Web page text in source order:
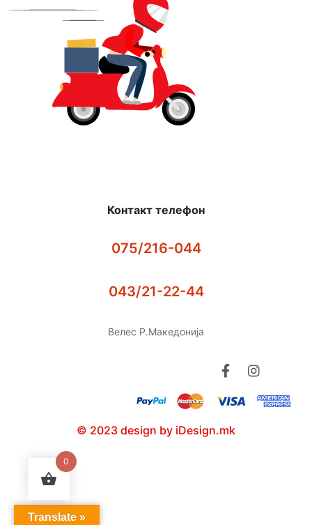
Контакт телефон
075/216-044
043/21-22-44
Велес Р.Македонија
© 2023 design by iDesign.mk
Translate »
0